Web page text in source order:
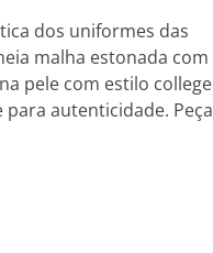
dos uniformes das
malha estonada com
pele com estilo college
autenticidade. Peça